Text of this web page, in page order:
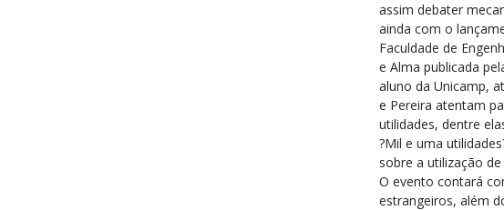
assim debater
ainda com o
Faculdade de
e Alma publicada
aluno da Unicamp,
e Pereira atentam
utilidades, dentre
?Mil e uma
sobre a utilização
O evento contará
estrangeiros, além